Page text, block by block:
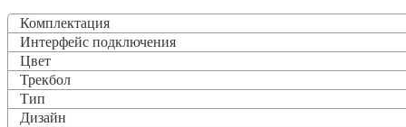
Комплектация
Интерфейс подключения
Цвет
Трекбол
Тип
Дизайн